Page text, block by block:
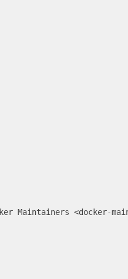
Maintainers <docker-